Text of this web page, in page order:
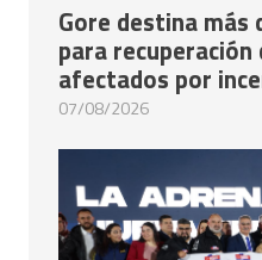
Gore destina más
para recuperación
afectados por
07/08/2026